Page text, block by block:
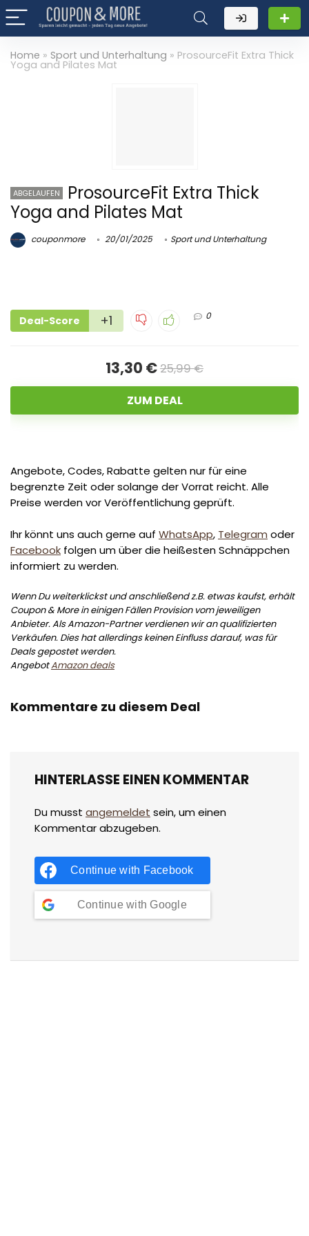
Home » Sport und Unterhaltung » ProsourceFit Extra Thick
Yoga and Pilates Mat
ABGELAUFEN
ProsourceFit Extra Thick
Yoga and Pilates Mat
couponmore 20/01/2025 Sport und Unterhaltung
Deal-Score +1 0
13,30 €25,99 €
ZUM DEAL
Angebote, Codes, Rabatte gelten nur für eine
begrenzte Zeit oder solange der Vorrat reicht. Alle
Preise werden vor Veröffentlichung geprüft.
Ihr könnt uns auch gerne auf WhatsApp, Telegram oder
Facebook folgen um über die heißesten Schnäppchen
informiert zu werden.
Wenn Du weiterklickst und anschließend z.B. etwas kaufst, erhält
Coupon & More in einigen Fällen Provision vom jeweiligen
Anbieter. Als Amazon-Partner verdienen wir an qualifizierten
Verkäufen. Dies hat allerdings keinen Einfluss darauf, was für
Deals gepostet werden.
AngebotAmazon deals
Kommentare zu diesem Deal
HINTERLASSE EINEN KOMMENTAR
Du musst angemeldet sein, um einen
Kommentar abzugeben.
Continue with Facebook
Continue with Google